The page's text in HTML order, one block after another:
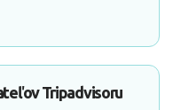
Tripadvisoru